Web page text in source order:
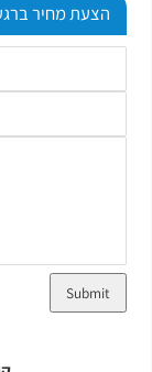
הצעת מחיר